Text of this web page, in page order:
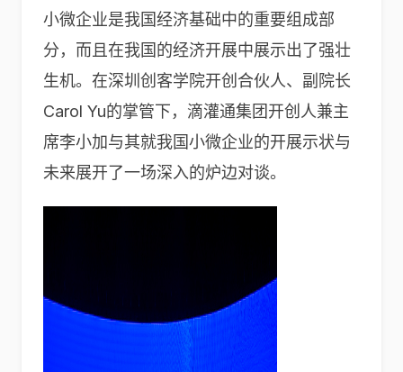
小微企业是我国经济基础中的重要组成部
分，而且在我国的经济开展中展示出了强壮
生机。在深圳创客学院开创合伙人、副院长
Carol Yu的掌管下，滴灌通集团开创人兼主
席李小加与其就我国小微企业的开展示状与
未来展开了一场深入的炉边对谈。